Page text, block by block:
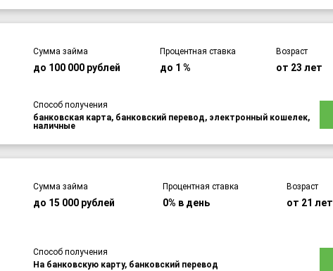
Сумма займа
до 100 000 рублей
Процентная ставка
до 1 %
Возраст
от 23 лет
Способ получения
банковская карта, банковский перевод, электронный кошелек,
наличные
Сумма займа
до 15 000 рублей
Процентная ставка
0% в день
Возраст
от 21 лет
Способ получения
На банковскую карту, банковский перевод